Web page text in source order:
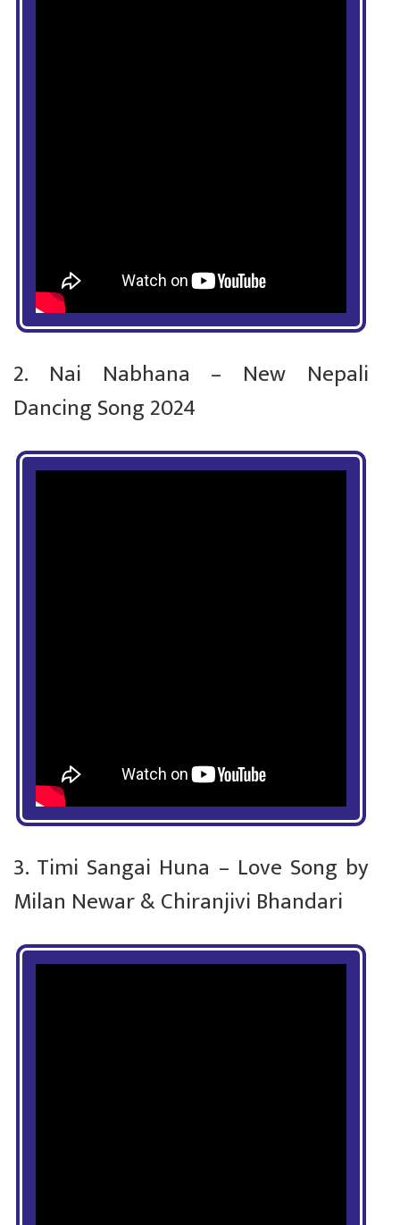
2. Nai Nabhana – New Nepali
Dancing Song 2024
3. Timi Sangai Huna – Love Song by
Milan Newar & Chiranjivi Bhandari